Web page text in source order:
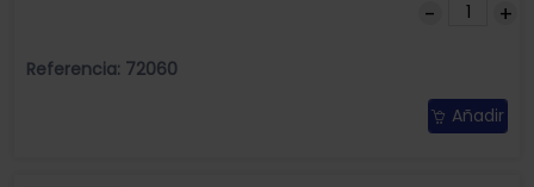
Referencia: 72060
Añadir